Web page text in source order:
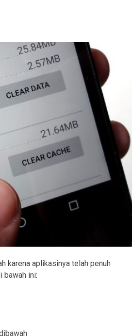
karena aplikasinya telah penuh
bawah ini: